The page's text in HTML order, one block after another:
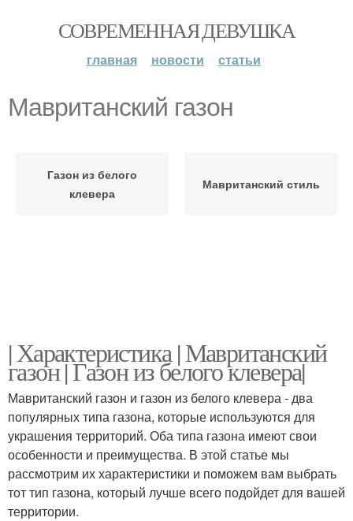
СОВРЕМЕННАЯ ДЕВУШКА
главная новости статьи
Мавританский газон
Газон из белого
клевера
Мавританский стиль
| Характеристика | Мавританский
газон | Газон из белого клевера|
Мавританский газон и газон из белого клевера - два
популярных типа газона, которые используются для
украшения территорий. Оба типа газона имеют свои
особенности и преимущества. В этой статье мы
рассмотрим их характеристики и поможем вам выбрать
тот тип газона, который лучше всего подойдет для вашей
территории.